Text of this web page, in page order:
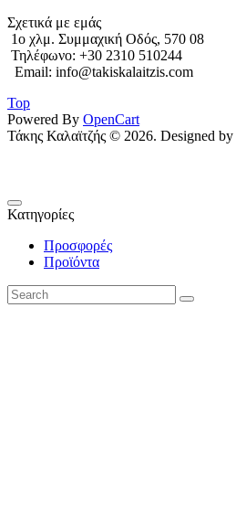
Σχετικά με εμάς
1o χλμ. Συμμαχική Οδός, 570 08
Τηλέφωνο: +30 2310 510244
Email: info@takiskalaitzis.com
Top
Powered By OpenCart
Τάκης Καλαϊτζής © 2026. Designed by
Κατηγορίες
Προσφορές
Προϊόντα